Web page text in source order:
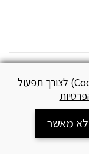
קשר מידע
אתר זה עושה שימוש "בעוגיות" (Cookies) לצורך תפעול
לא מאשר